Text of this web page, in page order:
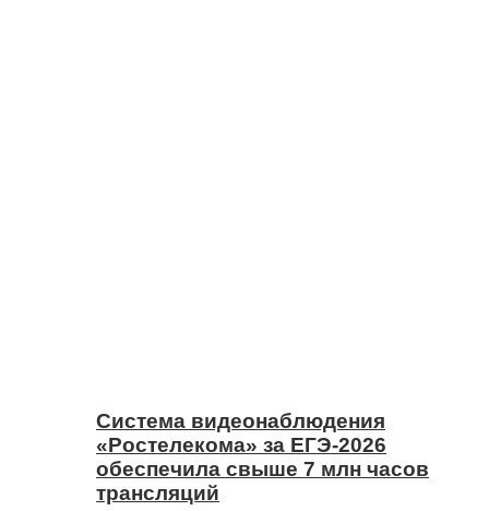
Система видеонаблюдения
«Ростелекома» за ЕГЭ-2026
обеспечила свыше 7 млн часов
трансляций